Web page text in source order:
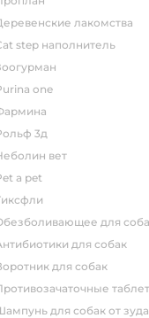
деревенские лакомства
cat step наполнитель
зоогурман
purina one
фармина
рольф 3д
неболин вет
pet a pet
тиксфли
обезболивающее для
антибиотики для собак
воротник для собак
противозачаточные
шампунь для собак от